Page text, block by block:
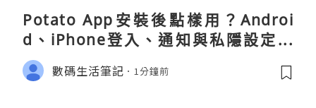
Potato App安裝後點樣用？Androi
d、iPhone登入、通知與私隱設定完
整指南
數碼生活筆記 1分鐘前